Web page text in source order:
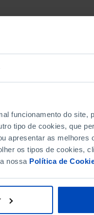
funcionamento do site,
tipo de cookies, que
apresentar as melhores
os tipos de cookies,
nossa Política de